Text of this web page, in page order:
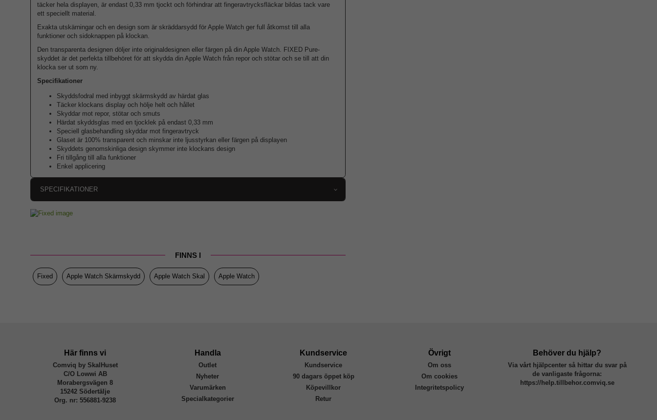
täcker hela displayen, är endast 0,33 mm tjockt och förhindrar att fingeravtrycksfläckar bildas tack vare
ett speciellt material.
Exakta utskärningar och en design som är skräddarsydd för Apple Watch ger full åtkomst till alla
funktioner och sidoknappen på klockan.
Den transparenta designen döljer inte originaldesignen eller färgen på din Apple Watch. FIXED Pure-
skyddet är det perfekta tillbehöret för att skydda din Apple Watch från repor och stötar och se till att din
klocka ser ut som ny.
Specifikationer
Skyddsfodral med inbyggt skärmskydd av härdat glas
Täcker klockans display och hölje helt och hållet
Skyddar mot repor, stötar och smuts
Härdat skyddsglas med en tjocklek på endast 0,33 mm
Speciell glasbehandling skyddar mot fingeravtryck
Glaset är 100% transparent och minskar inte ljusstyrkan eller färgen på displayen
Skyddets genomskinliga design skymmer inte klockans design
Fri tillgång till alla funktioner
Enkel applicering
SPECIFIKATIONER
Egenskaper Inbyggt skärmskydd
Färg
Material Härdat glas, Mjukplast (TPU)
FINNS I
Fixed Apple Watch Skärmskydd Apple Watch Skal Apple Watch
Här finns vi
Comviq by SkalHuset
C/O Lowwi AB
Morabergsvägen 8
15242 Södertälje
Org. nr: 556881-9238
Handla
Outlet
Nyheter
Varumärken
Specialkategorier
Kundservice
Kundservice
90 dagars öppet köp
Köpevillkor
Retur
Övrigt
Om oss
Om cookies
Integritetspolicy
Behöver du hjälp?
Via vårt hjälpcenter så hittar du svar på
de vanligaste frågorna:
https://help.tillbehor.comviq.se